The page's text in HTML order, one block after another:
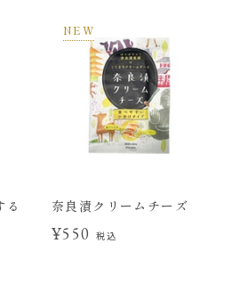
る
NEW
奈良漬クリームチーズ
¥550 税込